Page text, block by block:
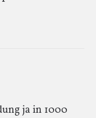
ja in 1000